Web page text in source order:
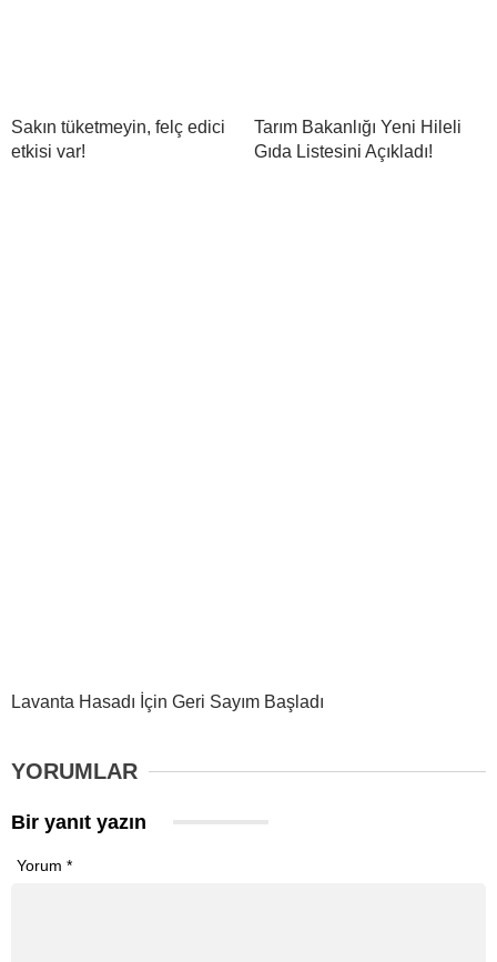
Sakın tüketmeyin, felç edici
etkisi var!
Tarım Bakanlığı Yeni Hileli
Gıda Listesini Açıkladı!
Lavanta Hasadı İçin Geri Sayım Başladı
YORUMLAR
Bir yanıt yazın
Yorum *